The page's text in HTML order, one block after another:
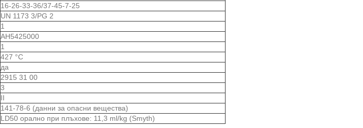
16-26-33-36/37-45-7-25
UN 1173 3/PG 2
1
AH5425000
1
427 °C
да
2915 31 00
3
II
141-78-6 (данни за опасни вещества)
LD50 орално при плъхове: 11,3 ml/kg (Smyth)